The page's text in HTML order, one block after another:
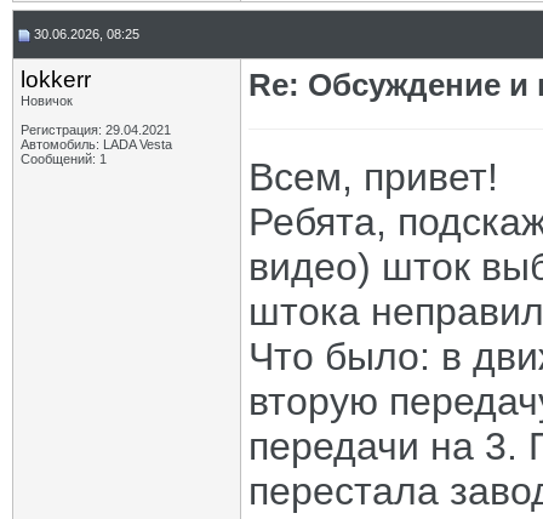
30.06.2026, 08:25
lokkerr
Новичок
Регистрация: 29.04.2021
Автомобиль: LADA Vesta
Сообщений: 1
Re: Обсуждение
Всем, привет!
Ребята,
видео) шток
штока
Что было: в
вторую
передачи на 3.
перестала